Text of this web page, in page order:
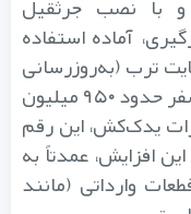
آماده استفاده
ترب (به‌روزرسانی
آبان ۱۴۰۴)، قیمت پایه نیسان وانت صفر حدود ۹۵۰ میلیون
یدک‌کش، این رقم
این افزایش، عمدتاً به
وارداتی (مانند